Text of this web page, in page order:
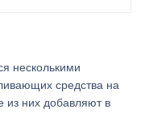
несколькими
средства на
из них добавляют в